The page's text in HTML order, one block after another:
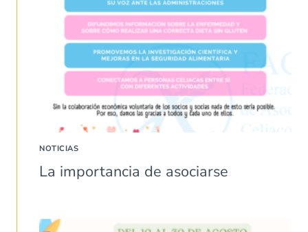
NOTICIAS
La importancia de asociarse